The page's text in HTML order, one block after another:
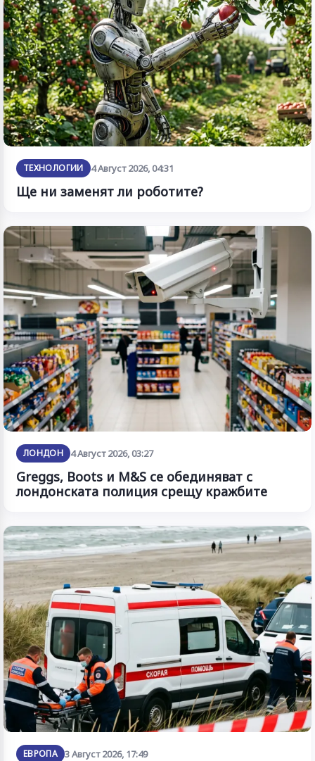
ТЕХНОЛОГИИ 4 Август 2026, 04:31
Ще ни заменят ли роботите?
ЛОНДОН 4 Август 2026, 03:27
Greggs, Boots и M&S се обединяват с
лондонската полиция срещу кражбите
ЕВРОПА 3 Август 2026, 17:49